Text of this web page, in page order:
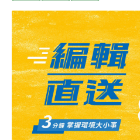
那片風裡，展翅，飛翔。鳥兒
自由藍天空，也飛舞起來。鳥
村種子。城市也能有鄉村的律
鳥兒的初見面，是一種緣分的
和白腰草鷸碰上面的，是只聞
留腦海，腦海卻存放了他明亮
小金門羅厝漁港附近灌叢間。
獨站立在金門防疫所圍牆外，
上，這麼近距離的第二次見面